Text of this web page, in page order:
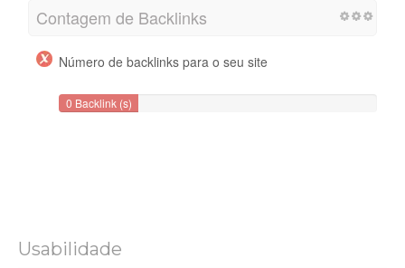
Contagem de Backlinks
Número de backlinks para o seu site
0 Backlink (s)
Usabilidade